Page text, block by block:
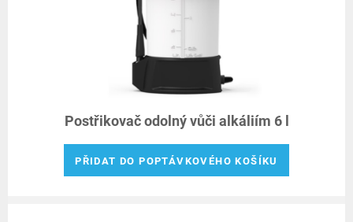
Postřikovač odolný vůči alkáliím 6 l
PŘIDAT DO POPTÁVKOVÉHO KOŠÍKU